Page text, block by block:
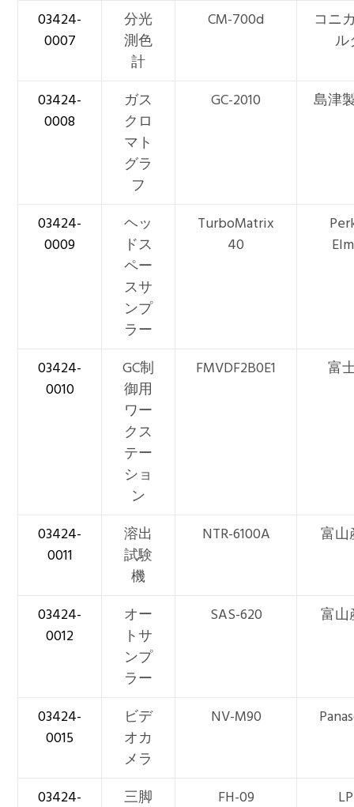
03424-
0007
分光
測色
計
CM-700d
コニ
ル
03424-
0008
ガス
クロ
マト
グラ
フ
GC-2010 島津
03424-
0009
ヘッ
ドス
ペー
スサ
ンプ
ラー
TurboMatrix
40
03424-
0010
GC制
御用
ワー
クス
テー
ショ
ン
FMVDF2B0E1 富
03424-
0011
溶出
試験
機
NTR-6100A 富
03424-
0012
オー
トサ
ンプ
ラー
SAS-620 富
03424-
0015
ビデ
オカ
メラ
NV-M90
03424-
三脚 FH-09